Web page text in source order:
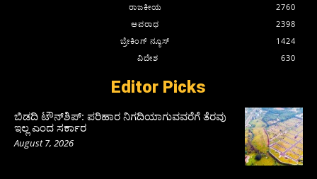
ರಾಜಕೀಯ
2760
ಅಪರಾಧ
2398
ಬ್ರೇಕಿಂಗ್ ನ್ಯೂಸ್
1424
ವಿದೇಶ
630
Editor Picks
ಬಿಡದಿ ಟೌನ್‌ಶಿಪ್‌: ಪರಿಹಾರ ನಿಗದಿಯಾಗುವವರೆಗೆ ತೆರವು
ಇಲ್ಲ ಎಂದ ಸರ್ಕಾರ
August 7, 2026